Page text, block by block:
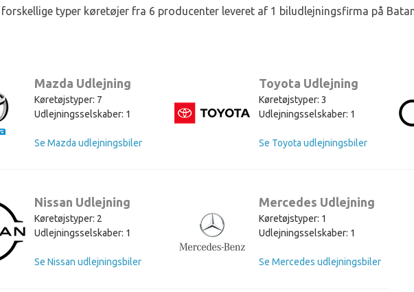
typer køretøjer fra 6 producenter leveret af 1 biludlejningsfirma på
Mazda Udlejning
Køretøjstyper: 7
Udlejningsselskaber: 1
Se Mazda udlejningsbiler
Toyota Udlejning
Køretøjstyper: 3
Udlejningsselskaber: 1
Se Toyota udlejningsbiler
Nissan Udlejning
Køretøjstyper: 2
Udlejningsselskaber: 1
Se Nissan udlejningsbiler
Mercedes Udlejning
Køretøjstyper: 1
Udlejningsselskaber: 1
Se Mercedes udlejningsbiler